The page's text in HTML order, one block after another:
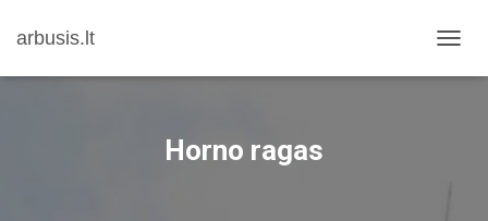
arbusis.lt
Horno ragas